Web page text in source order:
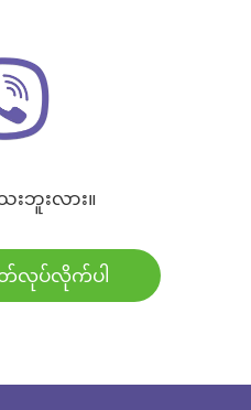
းဘူးလား။
တ်လုပ်လိုက်ပါ